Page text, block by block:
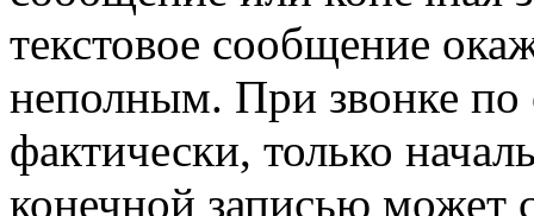
текстовое сообщение
неполным. При звонке по
фактически, только
конечной записью может